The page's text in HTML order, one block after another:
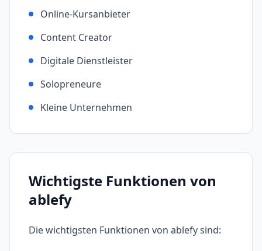
Online-Kursanbieter
Content Creator
Digitale Dienstleister
Solopreneure
Kleine Unternehmen
Wichtigste Funktionen von
ablefy
Die wichtigsten Funktionen von ablefysind: